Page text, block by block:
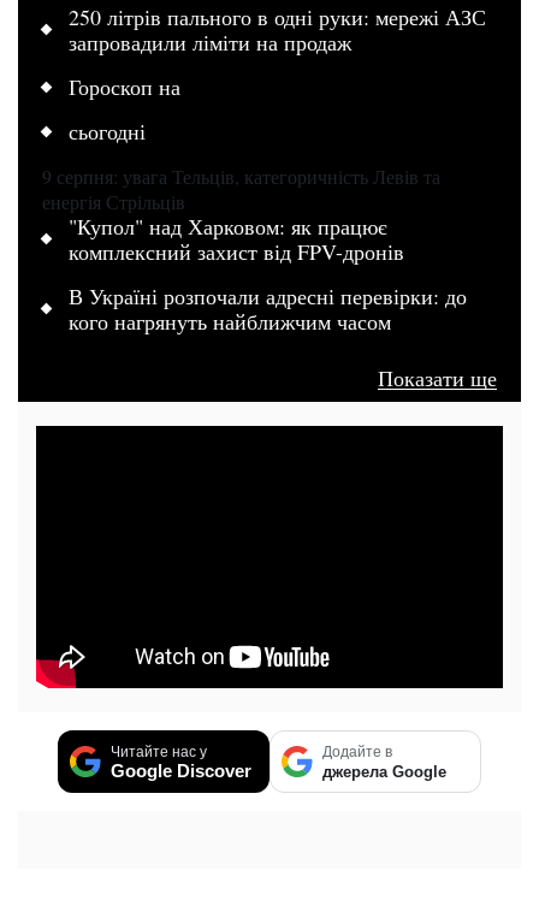
250 літрів пального в одні руки: мережі АЗС
запровадили ліміти на продаж
Гороскоп на
сьогодні
9 серпня: увага Тельців, категоричність Левів та
енергія Стрільців
"Купол" над Харковом: як працює
комплексний захист від FPV-дронів
В Україні розпочали адресні перевірки: до
кого нагрянуть найближчим часом
Показати ще
Читайте нас у
Google Discover
Додайте в
джерела Google